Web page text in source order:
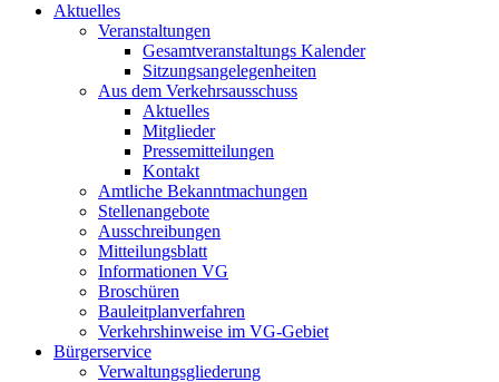
Aktuelles
Veranstaltungen
Gesamtveranstaltungs Kalender
Sitzungsangelegenheiten
Aus dem Verkehrsausschuss
Aktuelles
Mitglieder
Pressemitteilungen
Kontakt
Amtliche Bekanntmachungen
Stellenangebote
Ausschreibungen
Mitteilungsblatt
Informationen VG
Broschüren
Bauleitplanverfahren
Verkehrshinweise im VG-Gebiet
Bürgerservice
Verwaltungsgliederung